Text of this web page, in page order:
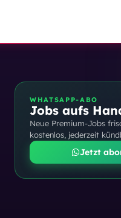
WHATSAPP-ABO
Jobs aufs
Neue Premium-Jobs
kostenlos, jederzeit
Jetzt